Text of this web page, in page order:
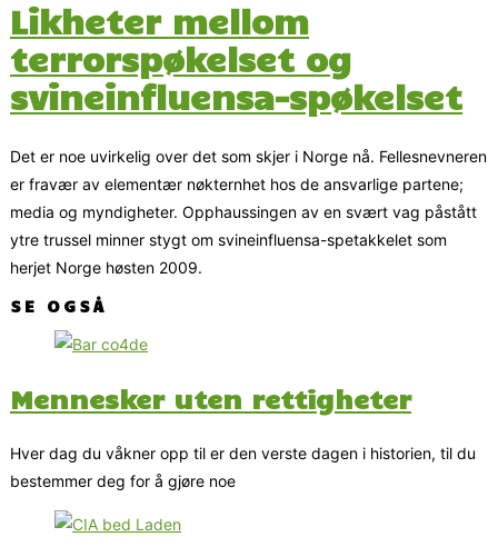
Likheter mellom
terrorspøkelset og
svineinfluensa-spøkelset
Det er noe uvirkelig over det som skjer i Norge nå. Fellesnevneren
er fravær av elementær nøkternhet hos de ansvarlige partene;
media og myndigheter. Opphaussingen av en svært vag påstått
ytre trussel minner stygt om svineinfluensa-spetakkelet som
herjet Norge høsten 2009.
SE OGSÅ
Mennesker uten rettigheter
Hver dag du våkner opp til er den verste dagen i historien, til du
bestemmer deg for å gjøre noe